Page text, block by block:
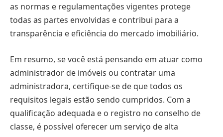
as normas e regulamentações vigentes protege
todas as partes envolvidas e contribui para a
transparência e eficiência do mercado imobiliário.
Em resumo, se você está pensando em atuar como
administrador de imóveis ou contratar uma
administradora, certifique-se de que todos os
requisitos legais estão sendo cumpridos. Com a
qualificação adequada e o registro no conselho de
classe, é possível oferecer um serviço de alta